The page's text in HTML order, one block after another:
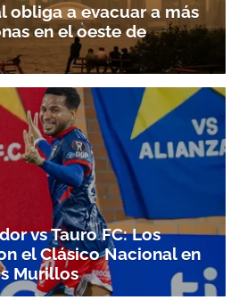
obliga a evacuar a más
en el oeste de
vs Tauro FC: Los
el Clásico Nacional en
Murillos